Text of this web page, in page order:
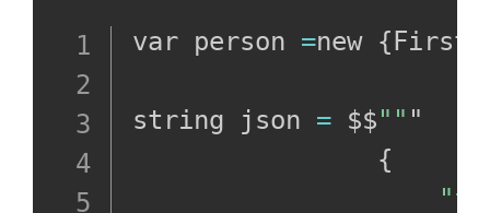
var person =new {
string json = $$"" "
{